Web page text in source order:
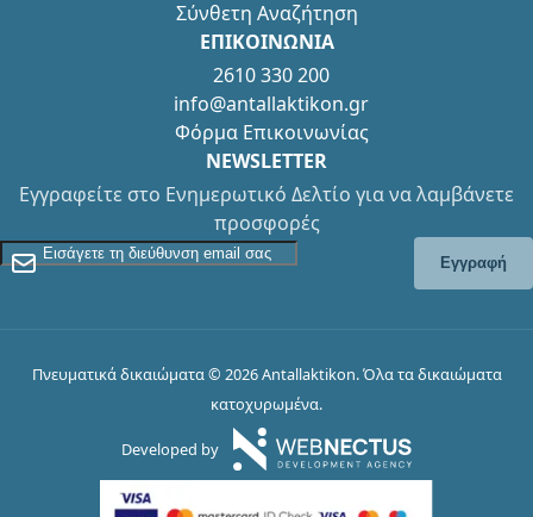
Σύνθετη Αναζήτηση
ΕΠΙΚΟΙΝΩΝΙΑ
2610 330 200
info@antallaktikon.gr
Φόρμα Επικοινωνίας
NEWSLETTER
Εγγραφείτε στο Ενημερωτικό Δελτίο για να λαμβάνετε
προσφορές
Εγγραφείτε στο Newsletter
Εγγραφή
Πνευματικά δικαιώματα © 2026 Antallaktikon. Όλα τα δικαιώματα
κατοχυρωμένα.
Developed by